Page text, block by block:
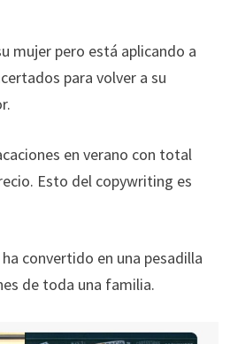
mujer pero está aplicando a
para volver a su
en verano con total
Esto del copywriting es
convertido en una pesadilla
de toda una familia.